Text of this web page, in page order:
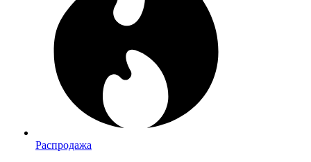
Распродажа